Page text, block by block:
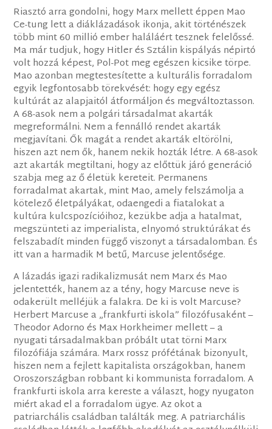
Riasztó arra gondolni, hogy Marx mellett éppen Mao
Ce-tung lett a diáklázadások ikonja, akit történészek
több mint 60 millió ember haláláért tesznek felelőssé.
Ma már tudjuk, hogy Hitler és Sztálin kispályás népirtó
volt hozzá képest, Pol-Pot meg egészen kicsike törpe.
Mao azonban megtestesítette a kulturális forradalom
egyik legfontosabb törekvését: hogy egy egész
kultúrát az alapjaitól átformáljon és megváltoztasson.
A 68-asok nem a polgári társadalmat akarták
megreformálni. Nem a fennálló rendet akarták
megjavítani. Ők magát a rendet akarták eltörölni,
hiszen azt nem ők, hanem nekik hozták létre. A 68-asok
azt akarták megtiltani, hogy az előttük járó generáció
szabja meg az ő életük kereteit. Permanens
forradalmat akartak, mint Mao, amely felszámolja a
kötelező életpályákat, odaengedi a fiatalokat a
kultúra kulcspozícióihoz, kezükbe adja a hatalmat,
megszünteti az imperialista, elnyomó struktúrákat és
felszabadít minden függő viszonyt a társadalomban. És
itt van a harmadik M betű, Marcuse jelentősége.
A lázadás igazi radikalizmusát nem Marx és Mao
jelentették, hanem az a tény, hogy Marcuse neve is
odakerült melléjük a falakra. De ki is volt Marcuse?
Herbert Marcuse a „frankfurti iskola” filozófusaként –
Theodor Adorno és Max Horkheimer mellett – a
nyugati társadalmakban próbált utat törni Marx
filozófiája számára. Marx rossz prófétának bizonyult,
hiszen nem a fejlett kapitalista országokban, hanem
Oroszországban robbant ki kommunista forradalom. A
frankfurti iskola arra kereste a választ, hogy nyugaton
miért akad el a forradalom ügye. Az okot a
patriarchális családban találták meg. A patriarchális